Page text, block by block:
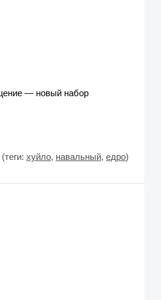
— новый набор
(теги: хуйло, навальный, едро)